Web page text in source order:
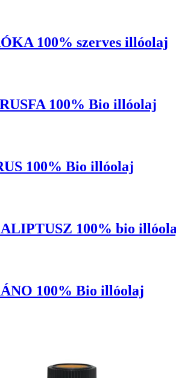
100% szerves illóolaj
100% Bio illóolaj
100% Bio illóolaj
100% bio
100% Bio illóolaj